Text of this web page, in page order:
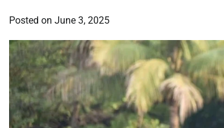
Posted on June 3, 2025